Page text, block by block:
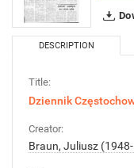
DESCRIPTION
Title:
Dziennik
Creator:
Braun, Juliusz (1948-